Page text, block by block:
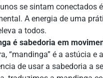
se sintam conectados é
A energia de uma
a todos.
é sabedoria em
“mandinga” é a astúcia e a
de usar a sabedoria a